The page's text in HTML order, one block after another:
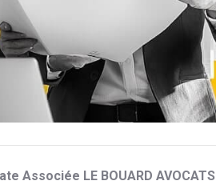
Associée LE BOUARD AVOCATS